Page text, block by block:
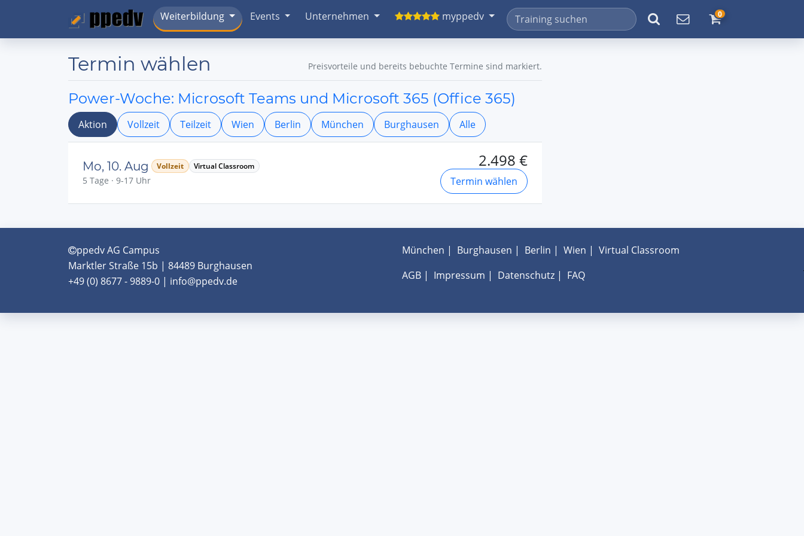
Weiterbildung Events Unternehmen myppedv 0
Termin wählen Preisvorteile und bereits bebuchte Termine sind markiert.
Power-Woche: Microsoft Teams und Microsoft 365 (Office 365)
Aktion Vollzeit Teilzeit Wien Berlin München Burghausen Alle
Mo, 10. Aug Vollzeit Virtual Classroom
5 Tage · 9-17 Uhr
2.498 €
Termin wählen
ppedv AG Campus
Marktler Straße 15b | 84489 Burghausen
+49 (0) 8677 - 9889-0 | info@ppedv.de
München | Burghausen | Berlin | Wien | Virtual Classroom
AGB| Impressum | Datenschutz| FAQ